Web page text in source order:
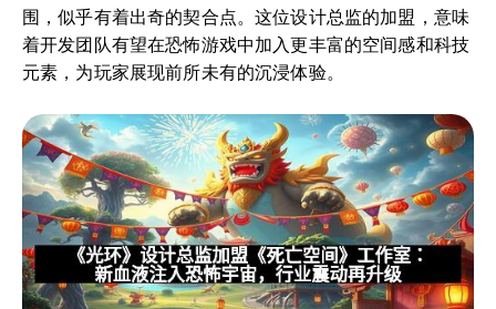
围，似乎有着出奇的契合点。这位设计总监的加盟，意味
着开发团队有望在恐怖游戏中加入更丰富的空间感和科技
元素，为玩家展现前所未有的沉浸体验。